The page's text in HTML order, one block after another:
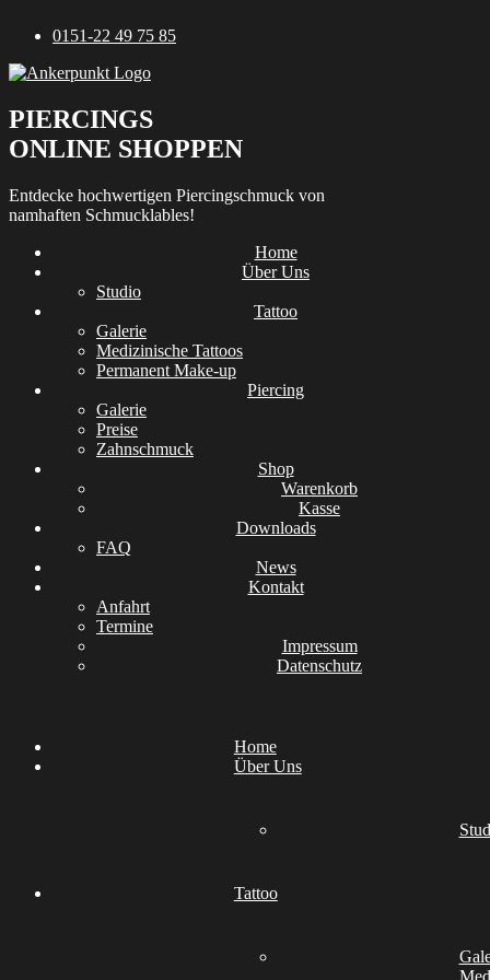
Inhalt
0151-22 49 75 85
PIERCINGS
ONLINE SHOPPEN
Entdecke hochwertigen Piercingschmuck von
namhaften Schmucklables!
Home
Über Uns
Studio
Tattoo
Galerie
Medizinische Tattoos
Permanent Make-up
Piercing
Galerie
Preise
Zahnschmuck
Shop
Warenkorb
Kasse
Downloads
FAQ
News
Kontakt
Anfahrt
Termine
Impressum
Datenschutz
Home
Über Uns
Tattoo